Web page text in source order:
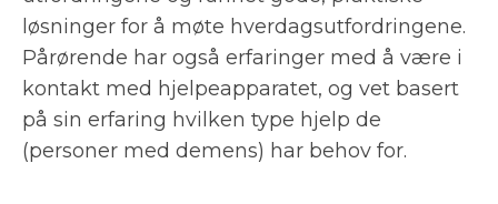
løsninger for å møte hverdagsutfordringene.
Pårørende har også erfaringer med å være i
kontakt med hjelpeapparatet, og vet basert
på sin erfaring hvilken type hjelp de
(personer med demens) har behov for.